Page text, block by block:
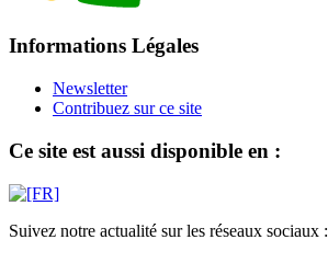
Informations Légales
Newsletter
Contribuez sur ce site
Ce site est aussi disponible en :
Suivez notre actualité sur les réseaux sociaux :